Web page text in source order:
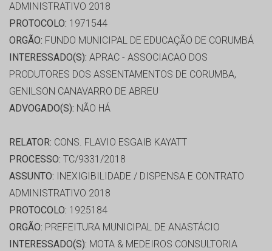
ADMINISTRATIVO 2018
PROTOCOLO: 1971544
ORGÃO: FUNDO MUNICIPAL DE EDUCAÇÃO DE CORUMBÁ
INTERESSADO(S): APRAC - ASSOCIACAO DOS
PRODUTORES DOS ASSENTAMENTOS DE CORUMBA,
GENILSON CANAVARRO DE ABREU
ADVOGADO(S): NÃO HÁ
RELATOR: CONS. FLAVIO ESGAIB KAYATT
PROCESSO: TC/9331/2018
ASSUNTO: INEXIGIBILIDADE / DISPENSA E CONTRATO
ADMINISTRATIVO 2018
PROTOCOLO: 1925184
ORGÃO: PREFEITURA MUNICIPAL DE ANASTÁCIO
INTERESSADO(S): MOTA & MEDEIROS CONSULTORIA